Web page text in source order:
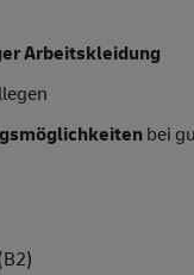
Arbeitskleidung
bei